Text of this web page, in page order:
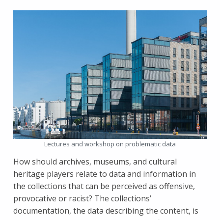
Lectures and workshop on problematic data
How should archives, museums, and cultural
heritage players relate to data and information in
the collections that can be perceived as offensive,
provocative or racist? The collections’
documentation, the data describing the content, is